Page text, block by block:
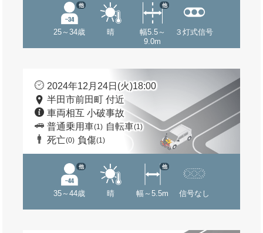
25～34歳
他
晴
幅5.5～
9.0m
他
３灯式信号
2024年12月24日(火)18:00
半田市前田町 付近
車両相互 小破事故
普通乗用車(1) 自転車(1)
死亡(0) 負傷(1)
35～44歳
他
晴 幅～5.5m
他
信号なし